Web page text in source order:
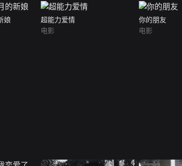
娘
超能力爱情
电影
你的朋友
电影